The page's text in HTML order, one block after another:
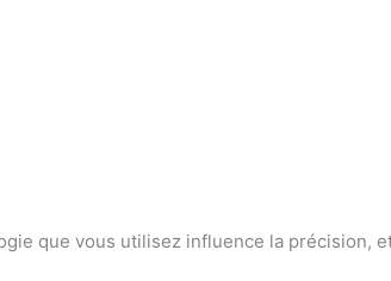
que vous utilisez influence la précision,